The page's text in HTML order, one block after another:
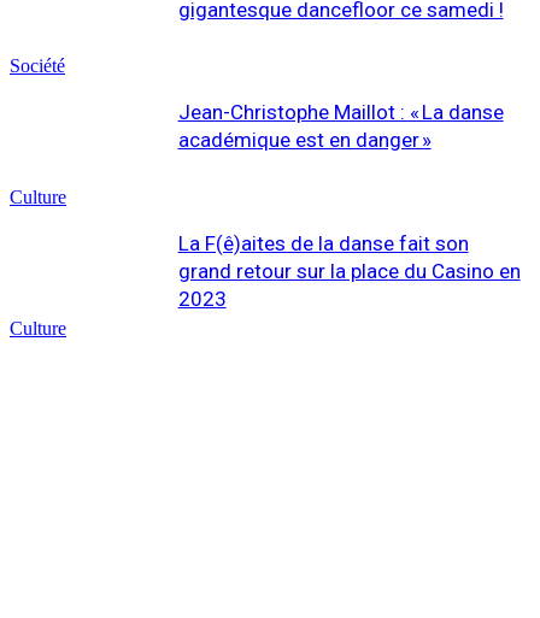
Société
gigantesque dancefloor ce samedi !
Culture
Jean-Christophe Maillot : « La danse
académique est en danger »
Culture
La F(ê)aites de la danse fait son
grand retour sur la place du Casino en
2023